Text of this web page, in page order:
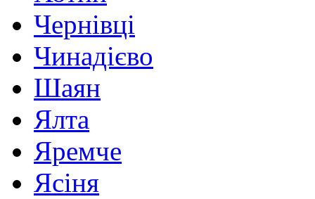
Чернівці
Чинадієво
Шаян
Ялта
Яремче
Ясіня